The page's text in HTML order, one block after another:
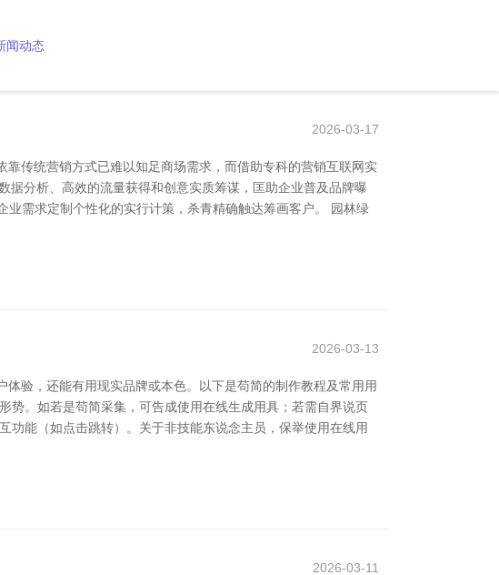
闻动态
2026-03-17
传统营销方式已难以知足商场需求，而借助专科的营销互联网实
分析、高效的流量获得和创意实质筹谋，匡助企业普及品牌曝
需求定制个性化的实行计策，杀青精确触达筹画客户。 园林绿
2026-03-13
验，还能有用现实品牌或本色。以下是苟简的制作教程及常用用
势。如若是苟简采集，可告成使用在线生成用具；若需自界说页
能（如点击跳转）。关于非技能东说念主员，保举使用在线用
2026-03-11